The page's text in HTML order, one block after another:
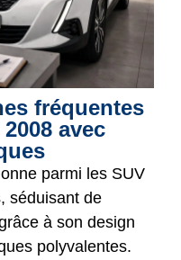
fréquentes
avec
parmi les SUV
séduisant de
à son design
polyvalentes.